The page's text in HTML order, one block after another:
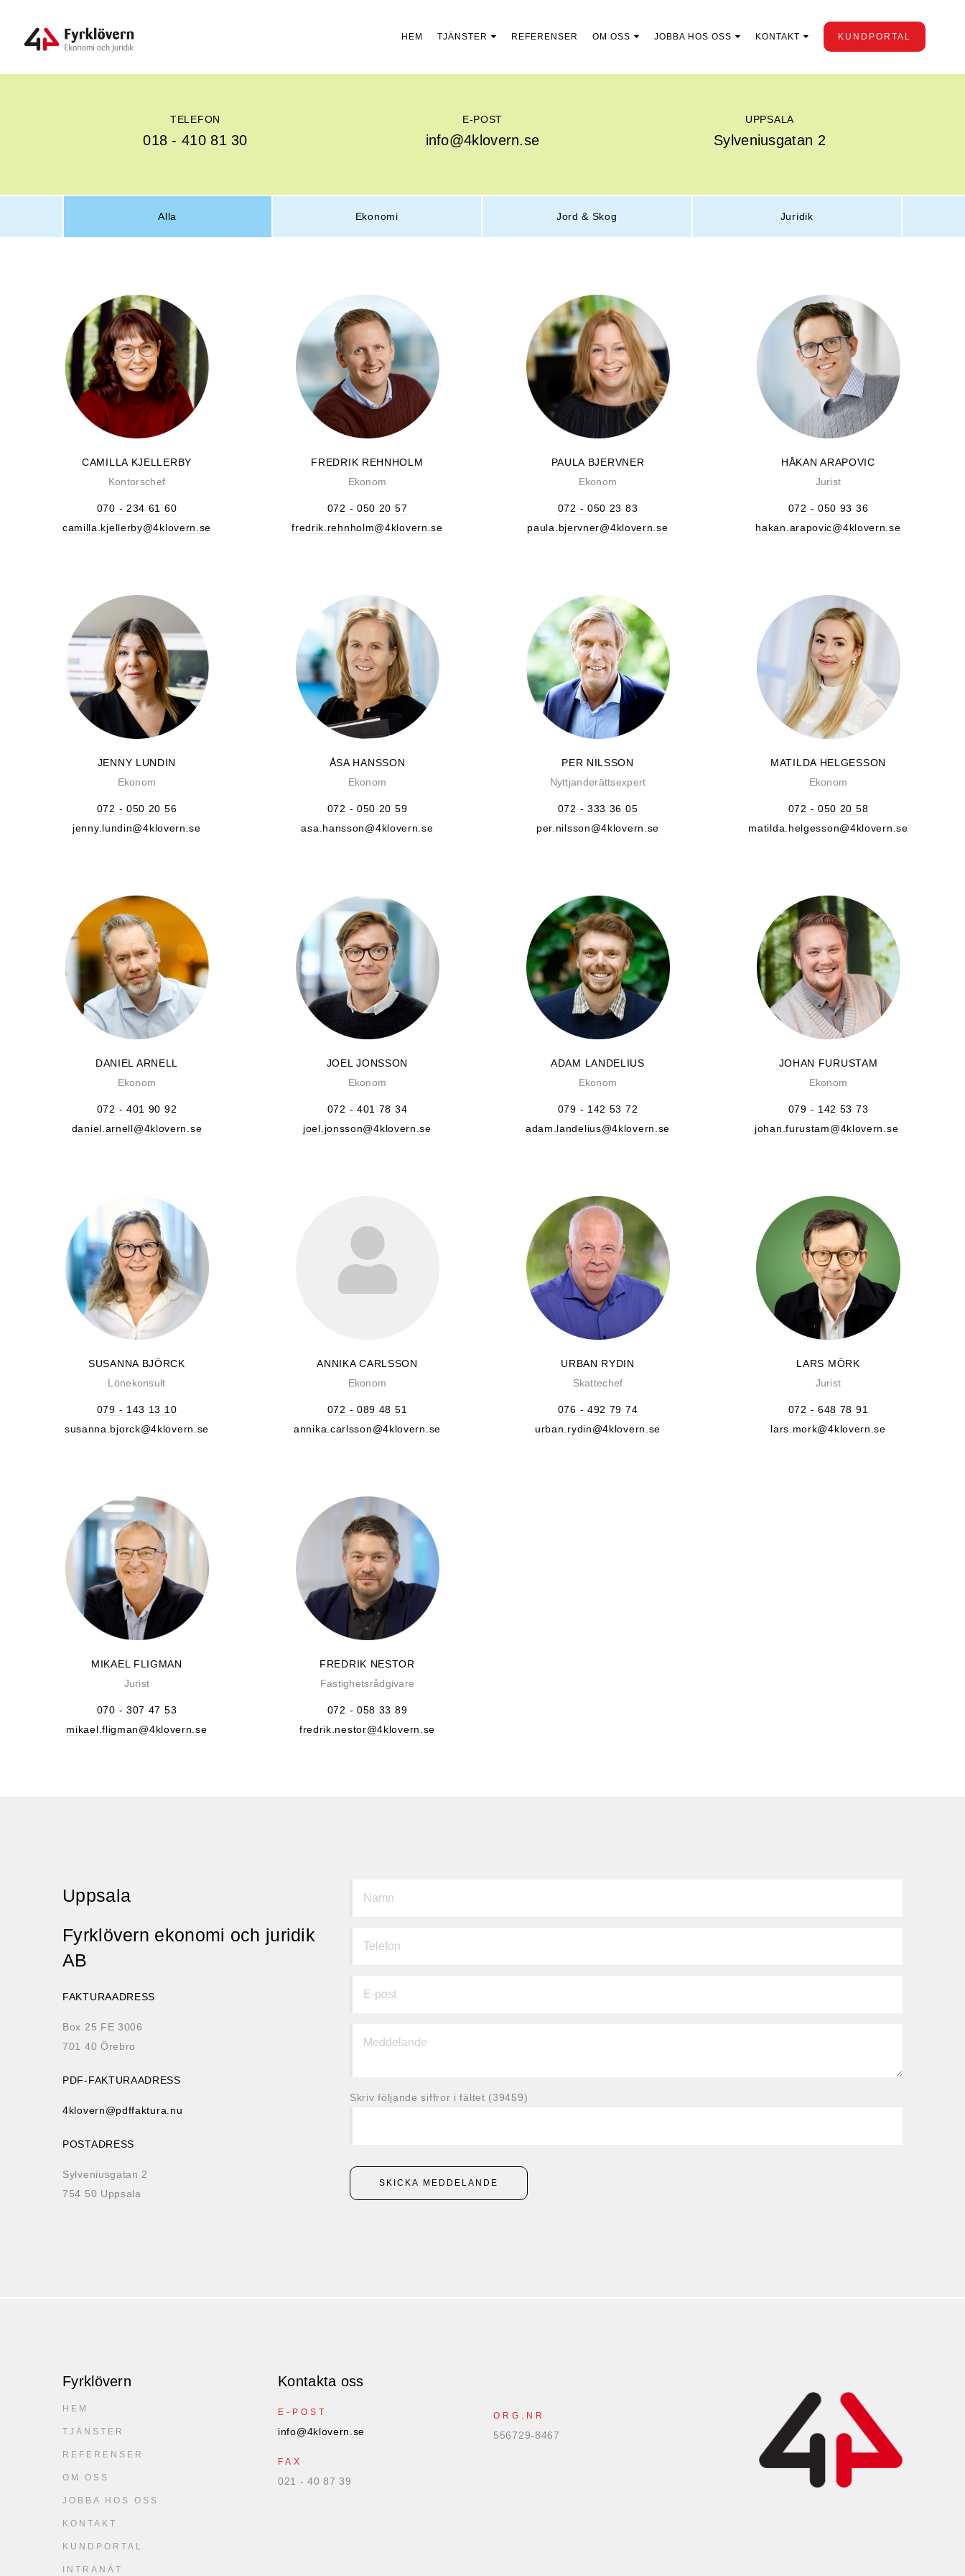
HEM TJÄNSTER REFERENSER OM OSS JOBBA HOS OSS KONTAKT KUNDPORTAL
TELEFON
018 - 410 81 30
E-POST
info@4klovern.se
UPPSALA
Sylveniusgatan 2
Alla Ekonomi Jord & Skog Juridik
CAMILLA KJELLERBY
Kontorschef
070 - 234 61 60
camilla.kjellerby@4klovern.se
FREDRIK REHNHOLM
Ekonom
072 - 050 20 57
fredrik.rehnholm@4klovern.se
PAULA BJERVNER
Ekonom
072 - 050 23 83
paula.bjervner@4klovern.se
HÅKAN ARAPOVIC
Jurist
072 - 050 93 36
hakan.arapovic@4klovern.se
JENNY LUNDIN
Ekonom
072 - 050 20 56
jenny.lundin@4klovern.se
ÅSA HANSSON
Ekonom
072 - 050 20 59
asa.hansson@4klovern.se
PER NILSSON
Nyttjanderättsexpert
072 - 333 36 05
per.nilsson@4klovern.se
MATILDA HELGESSON
Ekonom
072 - 050 20 58
matilda.helgesson@4klovern.se
DANIEL ARNELL
Ekonom
072 - 401 90 92
daniel.arnell@4klovern.se
JOEL JONSSON
Ekonom
072 - 401 78 34
joel.jonsson@4klovern.se
ADAM LANDELIUS
Ekonom
079 - 142 53 72
adam.landelius@4klovern.se
JOHAN FURUSTAM
Ekonom
079 - 142 53 73
johan.furustam@4klovern.se
SUSANNA BJÖRCK
Lönekonsult
079 - 143 13 10
susanna.bjorck@4klovern.se
ANNIKA CARLSSON
Ekonom
072 - 089 48 51
annika.carlsson@4klovern.se
URBAN RYDIN
Skattechef
076 - 492 79 74
urban.rydin@4klovern.se
LARS MÖRK
Jurist
072 - 648 78 91
lars.mork@4klovern.se
MIKAEL FLIGMAN
Jurist
070 - 307 47 53
mikael.fligman@4klovern.se
FREDRIK NESTOR
Fastighetsrådgivare
072 - 058 33 89
fredrik.nestor@4klovern.se
Uppsala
Fyrklövern ekonomi och juridik
AB
FAKTURAADRESS
Box 25 FE 3006
701 40 Örebro
PDF-FAKTURAADRESS
4klovern@pdffaktura.nu
POSTADRESS
Sylveniusgatan 2
754 50 Uppsala
Skriv följande siffror i fältet (39459)
SKICKA MEDDELANDE
Fyrklövern
HEM
TJÄNSTER
REFERENSER
OM OSS
JOBBA HOS OSS
KONTAKT
KUNDPORTAL
INTRANÄT
Kontakta oss
E-POST
info@4klovern.se
FAX
021 - 40 87 39
ORG.NR
556729-8467